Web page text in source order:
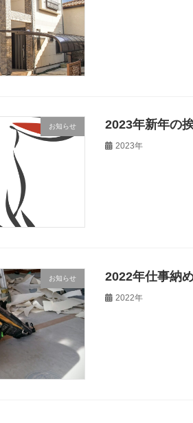
お知らせ 2023年新年の
2023年
お知らせ 2022年仕事納
2022年